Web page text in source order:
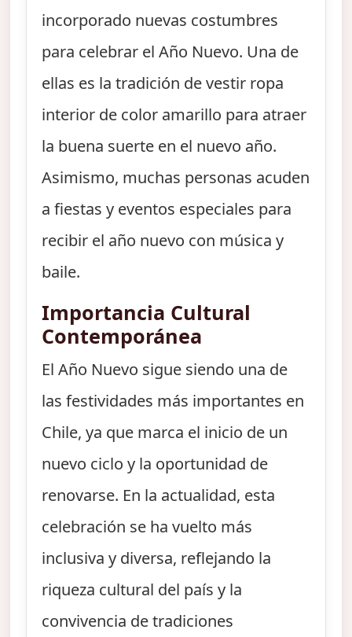
incorporado nuevas costumbres
para celebrar el Año Nuevo. Una de
ellas es la tradición de vestir ropa
interior de color amarillo para atraer
la buena suerte en el nuevo año.
Asimismo, muchas personas acuden
a fiestas y eventos especiales para
recibir el año nuevo con música y
baile.
Importancia Cultural
Contemporánea
El Año Nuevo sigue siendo una de
las festividades más importantes en
Chile, ya que marca el inicio de un
nuevo ciclo y la oportunidad de
renovarse. En la actualidad, esta
celebración se ha vuelto más
inclusiva y diversa, reflejando la
riqueza cultural del país y la
convivencia de tradiciones